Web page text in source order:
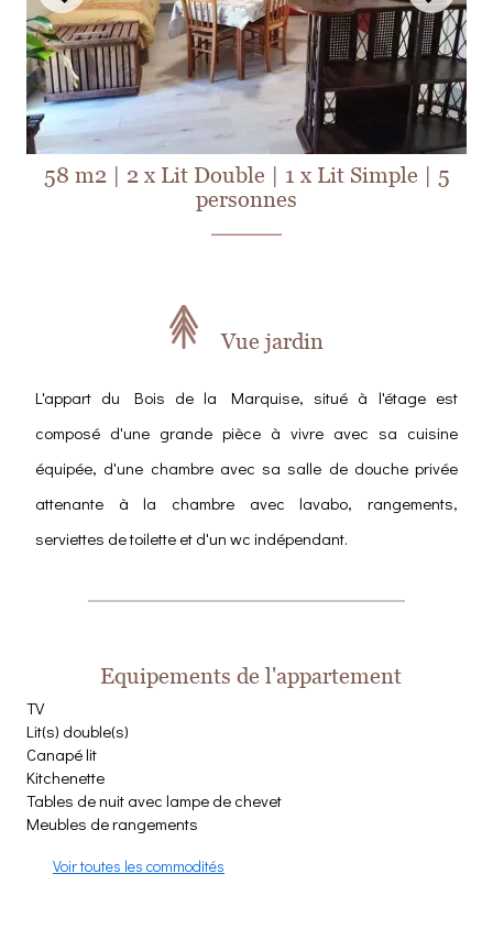
58 m2 | 2 x Lit Double | 1 x Lit Simple | 5
personnes
Vue jardin
L'appart du Bois de la Marquise, situé à l'étage est
composé d'une grande pièce à vivre avec sa cuisine
équipée, d'une chambre avec sa salle de douche privée
attenante à la chambre avec lavabo, rangements,
serviettes de toilette et d'un wc indépendant.
Equipements de l'appartement
TV
Lit(s) double(s)
Canapé lit
Kitchenette
Tables de nuit avec lampe de chevet
Meubles de rangements
Voir toutes les commodités